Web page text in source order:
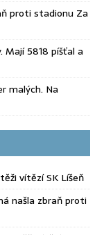
proti stadionu Za
5818 píšťal a
malých. Na
vítězí SK Líšeň
našla zbraň proti